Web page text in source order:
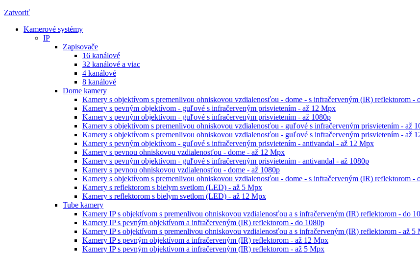
Zatvoriť
Kamerové systémy
IP
Zapisovače
16 kanálové
32 kanálové a viac
4 kanálové
8 kanálové
Dome kamery
Kamery s objektívom s premenlivou ohniskovou vzdialenosťou - dome - s infračerveným (IR) reflektorom -
Kamery s pevným objektívom - guľové s infračerveným prisvietením - až 12 Mpx
Kamery s pevným objektívom - guľové s infračerveným prisvietením - až 1080p
Kamery s objektívom s premenlivou ohniskovou vzdialenosťou - guľové s infračerveným prisvietením - až
Kamery s objektívom s premenlivou ohniskovou vzdialenosťou - guľové s infračerveným prisvietením - až
Kamery s pevným objektívom - guľové s infračerveným prisvietením - antivandal - až 12 Mpx
Kamery s pevnou ohniskovou vzdialenosťou - dome - až 12 Mpx
Kamery s pevným objektívom - guľové s infračerveným prisvietením - antivandal - až 1080p
Kamery s pevnou ohniskovou vzdialenosťou - dome - až 1080p
Kamery s objektívom s premenlivou ohniskovou vzdialenosťou - dome - s infračerveným (IR) reflektorom -
Kamery s reflektorom s bielym svetlom (LED) - až 5 Mpx
Kamery s reflektorom s bielym svetlom (LED) - až 12 Mpx
Tube kamery
Kamery IP s objektívom s premenlivou ohniskovou vzdialenosťou a s infračerveným (IR) reflektorom - do
Kamery IP s pevným objektívom a infračerveným (IR) reflektorom - do 1080p
Kamery IP s objektívom s premenlivou ohniskovou vzdialenosťou a s infračerveným (IR) reflektorom - až 5
Kamery IP s pevným objektívom a infračerveným (IR) reflektorom - až 12 Mpx
Kamery IP s pevným objektívom a infračerveným (IR) reflektorom - až 5 Mpx